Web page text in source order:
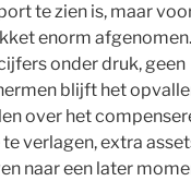
te zien is, maar
enorm
onder druk, geen
blijft het
over het
verlagen, extra
naar een later